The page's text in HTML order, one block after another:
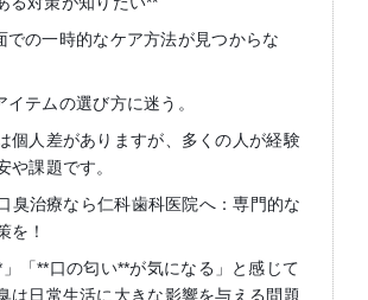
での一時的なケア方法が見つからな
イテムの選び方に迷う。
個人差がありますが、多くの人が経験
や課題です。
臭治療なら仁科歯科医院へ：専門的な
を！
」「**口の匂い**が気になる」と感じて
は日常生活に大きな影響を与える問題